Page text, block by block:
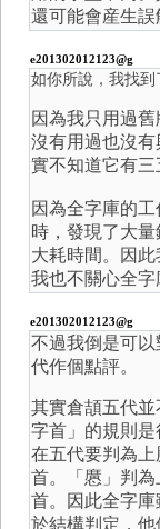
還可能會産生誤
e201302012123@g
如你所說，我找到
因為我只用過
沒有用過也沒
實不知道它有三
因為全字庫的
時，發現了大
大耗時間。因
我也不關心全字
e201302012123@g
不過我倒是可
代作個點評。
其實倉頡五代
字首」的規則
在五代要判為
首。「懬」判
首。因此全字
於結構判定，